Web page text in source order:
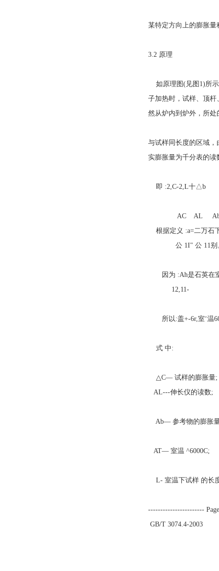
某特定方向上的膨胀
3.2 原理
如原理图(见图1)所示
子加热时，试样、顶
然从炉内到炉外，所
与试样同长度的区域
实膨胀量为千分表的
即 :2,C-2,L十△b
AC AL
根据定义 :a=二万石
公 1I" 公 11别
因为 :Ah是石英在
12,11-
所以:盖+-6r,室‘温
式 中:
△C— 试样的膨胀量;
AL---伸长仪的读数;
Ab— 参考物的膨胀
AT— 室温 ^6000C;
L- 室温下试样 的长
-----------------------
GB/T 3074.4-2003